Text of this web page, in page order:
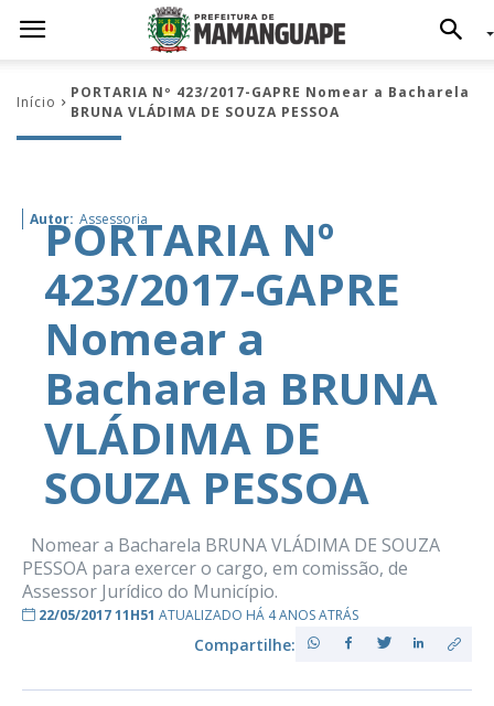
Início
PORTARIA Nº 423/2017-GAPRE Nomear a Bacharela
BRUNA VLÁDIMA DE SOUZA PESSOA
Autor: Assessoria
PORTARIA Nº
423/2017-GAPRE
Nomear a
Bacharela BRUNA
VLÁDIMA DE
SOUZA PESSOA
Nomear a Bacharela BRUNA VLÁDIMA DE SOUZA
PESSOA para exercer o cargo, em comissão, de
Assessor Jurídico do Município.
22/05/2017 11H51 ATUALIZADO HÁ 4 ANOS ATRÁS
Compartilhe: